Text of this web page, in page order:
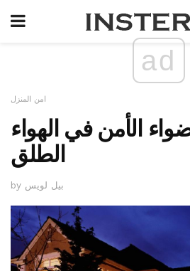
ad
امن المنزل
الأمن في الهواء
الطلق
by بيل لويس